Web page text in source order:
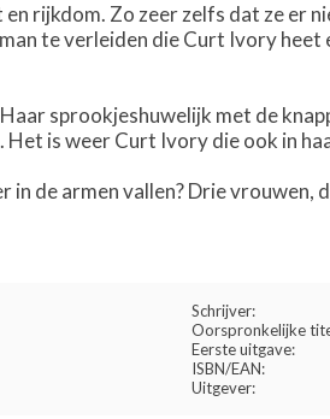
rijkdom. Zo zeer zelfs dat ze er
te verleiden die Curt Ivory
sprookjeshuwelijk met de
is weer Curt Ivory die ook in
de armen vallen? Drie vrouwen,
Schrijver:
Oorspronkelijke
Eerste uitgave:
ISBN/EAN:
Uitgever: